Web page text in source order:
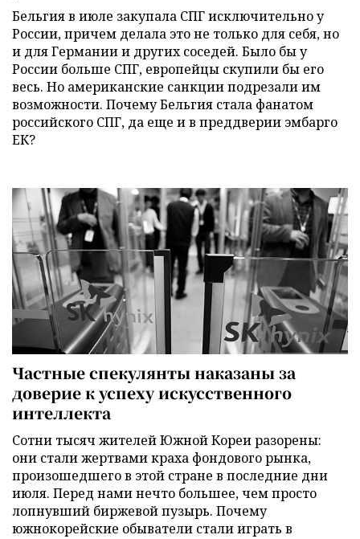
Бельгия в июле закупала СПГ исключительно у
России, причем делала это не только для себя, но
и для Германии и других соседей. Было бы у
России больше СПГ, европейцы скупили бы его
весь. Но американские санкции подрезали им
возможности. Почему Бельгия стала фанатом
российского СПГ, да еще и в преддверии эмбарго
ЕК?
Частные спекулянты наказаны за
доверие к успеху искусственного
интеллекта
Сотни тысяч жителей Южной Кореи разорены:
они стали жертвами краха фондового рынка,
произошедшего в этой стране в последние дни
июля. Перед нами нечто большее, чем просто
лопнувший биржевой пузырь. Почему
южнокорейские обыватели стали играть в